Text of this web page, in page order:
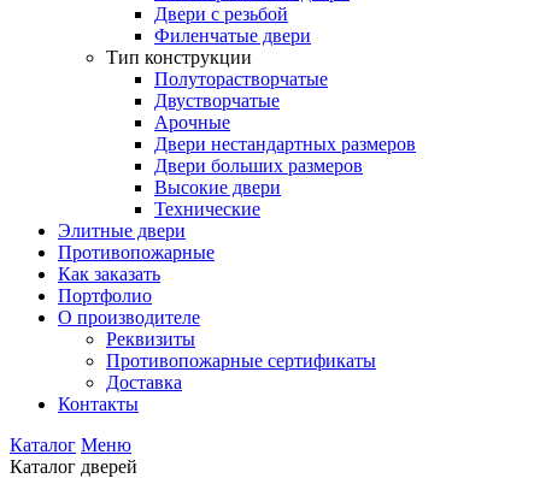
Двери с резьбой
Филенчатые двери
Тип конструкции
Полуторастворчатые
Двустворчатые
Арочные
Двери нестандартных размеров
Двери больших размеров
Высокие двери
Технические
Элитные двери
Противопожарные
Как заказать
Портфолио
О производителе
Реквизиты
Противопожарные сертификаты
Доставка
Контакты
Каталог Меню
Каталог дверей